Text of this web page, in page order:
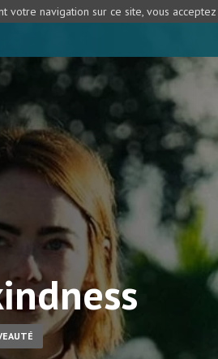
votre navigation sur ce site, vous